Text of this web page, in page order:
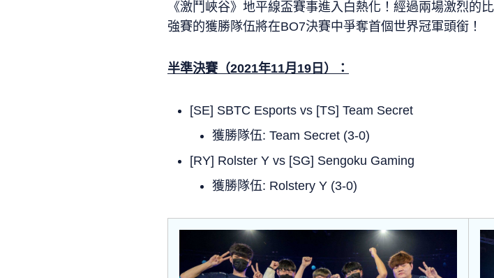
《激鬥峽谷》地平線盃賽事進入白熱化！經過兩場激烈的
強賽的獲勝隊伍將在BO7決賽中爭奪首個世界冠軍頭銜！
半準決賽（2021年11月19日）：
[SE] SBTC Esports vs [TS] Team Secret
獲勝隊伍: Team Secret (3-0)
[RY] Rolster Y vs [SG] Sengoku Gaming
獲勝隊伍: Rolstery Y (3-0)